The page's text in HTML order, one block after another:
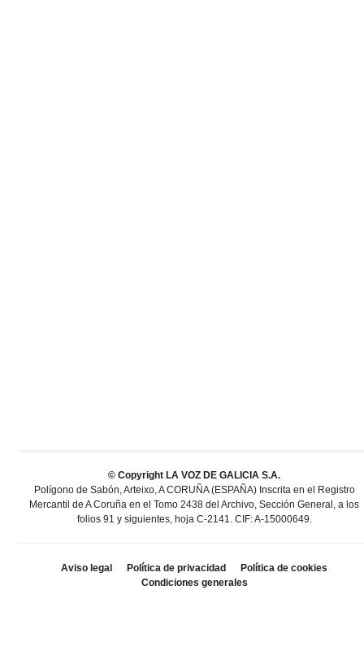
© Copyright LA VOZ DE GALICIA S.A.
Polígono de Sabón, Arteixo, A CORUÑA (ESPAÑA) Inscrita en el Registro
Mercantil de A Coruña en el Tomo 2438 del Archivo, Sección General, a los
folios 91 y siguientes, hoja C-2141. CIF: A-15000649.
Aviso legal Política de privacidad
Política de cookies
Condiciones generales